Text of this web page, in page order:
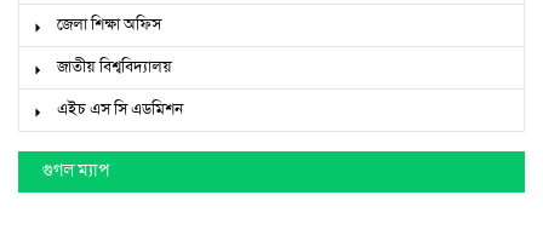
জেলা শিক্ষা অফিস
জাতীয় বিশ্ববিদ্যালয়
এইচ এস সি এডমিশন
গুগল ম্যাপ